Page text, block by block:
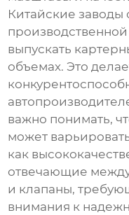
Китайские
выпускать
объемах. Это
важно понимать,
может
как
отвечающие
и клапаны,
внимания к